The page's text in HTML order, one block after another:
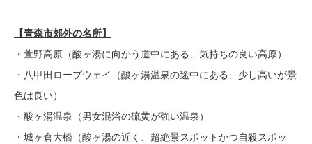
【青森市郊外の名所】
・萱野高原（酸ヶ湯に向かう道中にある、気持ちの良い高原）
・八甲田ロープウェイ（酸ヶ湯温泉の途中にある、少し高いが景
色は良い）
・酸ヶ湯温泉（男女混浴の硫黄が強い温泉）
・城ヶ倉大橋（酸ヶ湯の近く、超絶景スポットかつ自殺スポッ